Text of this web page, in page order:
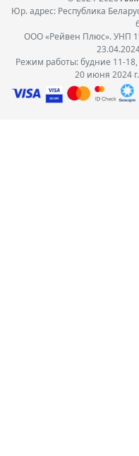
Юр. адрес: Республика
ООО «Рейвен Плюс». УНП
Режим работы: будние 11-
20 июня 2024